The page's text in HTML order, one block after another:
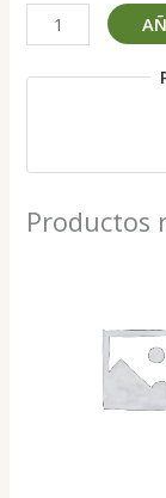
Vela
miel
Productos